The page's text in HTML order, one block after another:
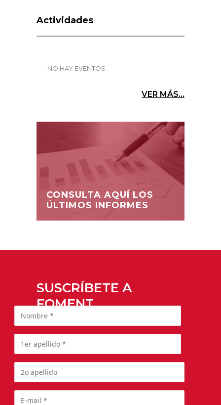
Actividades
_NO HAY EVENTOS
VER MÁS...
CONSULTA AQUÍ LOS
ÚLTIMOS INFORMES
SUSCRÍBETE A
FOMENT